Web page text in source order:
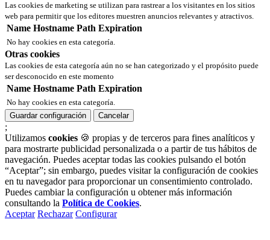
Las cookies de marketing se utilizan para rastrear a los visitantes en los sitios
web para permitir que los editores muestren anuncios relevantes y atractivos.
Name Hostname Path Expiration
No hay cookies en esta categoría.
Otras cookies
Las cookies de esta categoría aún no se han categorizado y el propósito puede
ser desconocido en este momento
Name Hostname Path Expiration
No hay cookies en esta categoría.
Guardar configuración
Cancelar
;
Utilizamos cookies 🍪 propias y de terceros para fines analíticos y
para mostrarte publicidad personalizada o a partir de tus hábitos de
navegación. Puedes aceptar todas las cookies pulsando el botón
“Aceptar”; sin embargo, puedes visitar la configuración de cookies
en tu navegador para proporcionar un consentimiento controlado.
Puedes cambiar la configuración u obtener más información
consultando la Política de Cookies.
Aceptar Rechazar Configurar